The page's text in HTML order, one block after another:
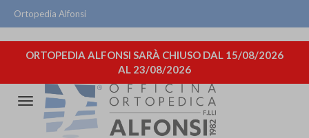
Ortopedia Alfonsi
ORTOPEDIA ALFONSI SARÀ CHIUSO DAL 15/08/2026
AL 23/08/2026
Attiva/disattiva
navigazione